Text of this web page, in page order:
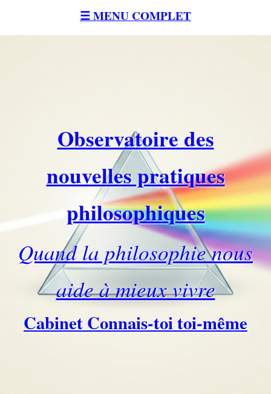
☰ MENU COMPLET
Observatoire des
nouvelles pratiques
philosophiques
Quand la philosophie nous
aide à mieux vivre
Cabinet Connais-toi toi-même